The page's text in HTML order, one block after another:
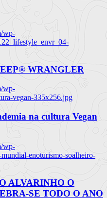
wp-
WRANGLER
wp-
vegan-335x256.jpg
na cultura Vegan
wp-
enoturismo-soalheiro-
ALVARINHO O
SE TODO O ANO